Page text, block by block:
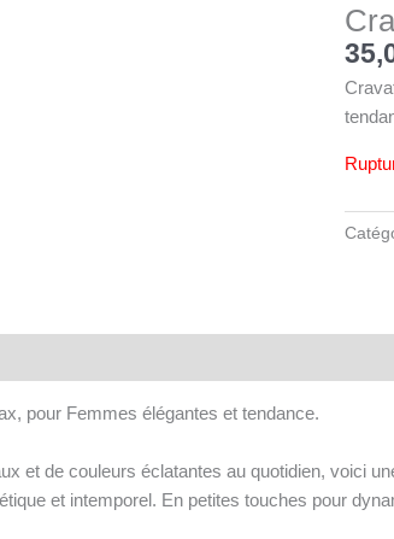
pour Femmes élégantes et tendance.
et de couleurs éclatantes au quotidien, voici
et intemporel. En petites touches pour